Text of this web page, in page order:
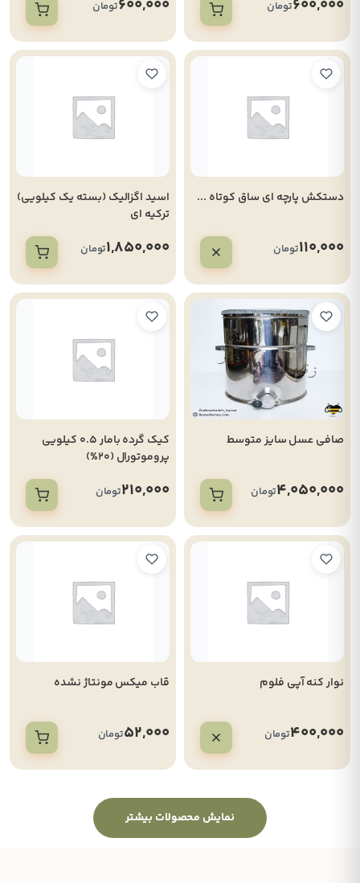
600,000تومان 600,000تومان
دستکش پارچه ای ساق کوتاه ...
110,000تومان
اسید اگزالیک (بسته یک کیلویی)
ترکیه ای
1,850,000تومان
صافی عسل سایز متوسط
4,050,000تومان
کیک گرده بامار 0.5 کیلویی
پروموتورال (20%)
210,000تومان
نوار کنه آپی فلوم
400,000تومان
قاب میکس مونتاژ نشده
52,000تومان
نمایش محصولات بیشتر